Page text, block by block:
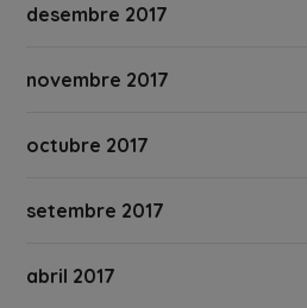
desembre 2017
novembre 2017
octubre 2017
setembre 2017
abril 2017